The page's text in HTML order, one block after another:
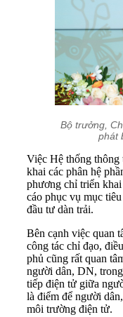
Bộ trưởng,
phát
Việc Hệ thống thông
khai các phân hệ
phương chỉ triển
cáo phục vụ mục
đầu tư dàn trải.
Bên cạnh việc quan
công tác chỉ đạo,
phủ cũng rất quan
người dân, DN,
tiếp điện tử giữa
là điểm để người
môi trường điện tử.